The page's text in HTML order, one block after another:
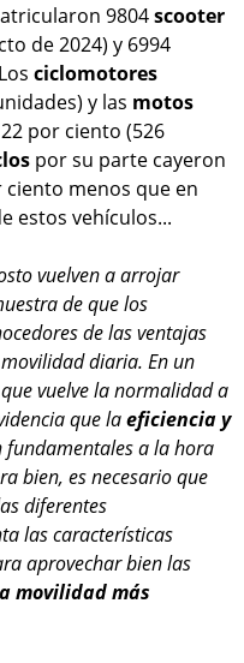
9804scooter
de 2024) y 6994
ciclomotores
y las motos
por ciento (526
por su parte cayeron
ciento menos que en
estos vehículos...
vuelven a arrojar
de que los
de las ventajas
diaria. En un
vuelve la normalidad a
que laeficiencia y
fundamentales a la hora
bien, es necesario que
diferentes
las características
aprovechar bien las
movilidad más